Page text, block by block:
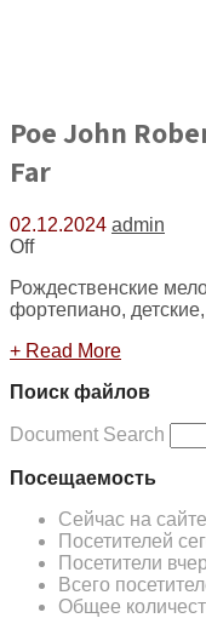
Poe John
Far
02.12.2024 admin
Off
Рождественские
фортепиано,
+ Read More
Поиск файлов
Document Search
Посещаемость
Сейчас на
Посетителей
Посетители
Всего
Общее